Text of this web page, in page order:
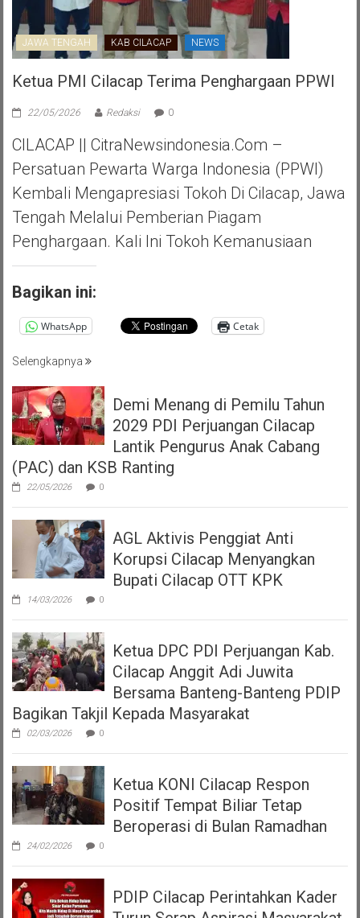
JAWA TENGAH KAB CILACAP NEWS
Ketua PMI Cilacap Terima Penghargaan PPWI
22/05/2026 Redaksi 0
CILACAP || CitraNewsindonesia.com –
Persatuan Pewarta Warga Indonesia (PPWI)
Kembali Mengapresiasi Tokoh Di Cilacap, Jawa
Tengah Melalui Pemberian Piagam
Penghargaan. Kali Ini Tokoh Kemanusiaan
Bagikan ini:
WhatsApp Cetak
Selengkapnya
Demi Menang di Pemilu Tahun
2029 PDI Perjuangan Cilacap
Lantik Pengurus Anak Cabang
(PAC) dan KSB Ranting
22/05/2026 0
AGL Aktivis Penggiat Anti
Korupsi Cilacap Menyangkan
Bupati Cilacap OTT KPK
14/03/2026 0
Ketua DPC PDI Perjuangan Kab.
Cilacap Anggit Adi Juwita
Bersama Banteng-Banteng PDIP
Bagikan Takjil Kepada Masyarakat
02/03/2026 0
Ketua KONI Cilacap Respon
Positif Tempat Biliar Tetap
Beroperasi di Bulan Ramadhan
24/02/2026 0
PDIP Cilacap Perintahkan Kader